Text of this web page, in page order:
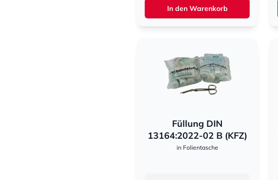
In den Warenkorb
Füllung DIN
13164:2022-02 B (KFZ)
in Folientasche